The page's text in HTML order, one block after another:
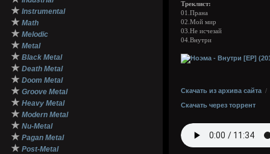
★ Instrumental
★ Math
★ Melodic
★ Metal
★ Black Metal
★ Death Metal
★ Doom Metal
★ Groove Metal
★ Heavy Metal
★ Modern Metal
★ Nu-Metal
★ Pagan Metal
★ Post-Metal
Треклист:
01.Прана
02.Мой мир
03.Не исчезай
04.Внутри
Скачать из архива сайта /
Скачать через торрент